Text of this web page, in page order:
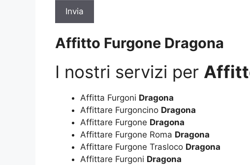
Affitto Furgone Dragona
I nostri servizi per
Affitta Furgoni Dragona
Affittare Furgoncino Dragona
Affittare Furgone Dragona
Affittare Furgone Roma Dragona
Affittare Furgone Trasloco Dragona
Affittare Furgoni Dragona